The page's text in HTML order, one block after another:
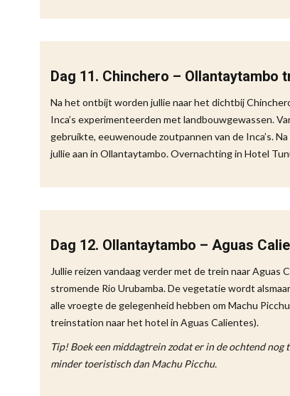
Dag 11. Chinchero – Ollantaytambo
Na het ontbijt worden jullie naar het dichtbij
Inca’s experimenteerden met landbouwgewassen.
gebruikte, eeuwenoude zoutpannen van de Inca’s.
jullie aan in Ollantaytambo. Overnachting in Hotel
Dag 12. Ollantaytambo – Aguas
Jullie reizen vandaag verder met de trein naar
stromende Rio Urubamba. De vegetatie wordt
alle vroegte de gelegenheid hebben om Machu
treinstation naar het hotel in Aguas Calientes).
Tip! Boek een middagtrein zodat er in de ochtend
minder toeristisch dan Machu Picchu.